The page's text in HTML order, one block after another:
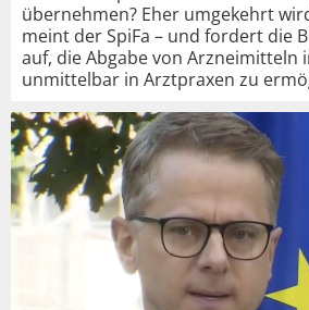
übernehmen? Eher umgekehrt
meint der SpiFa – und fordert die
auf, die Abgabe von Arzneimitteln
unmittelbar in Arztpraxen zu